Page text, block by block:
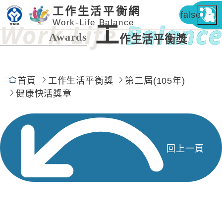
工作生活平衡網
Work-Life Balance
false
Awards 工作生活平衡獎
::: 首頁 工作生活平衡獎
第二屆(105年)
健康快活獎章
回上一頁